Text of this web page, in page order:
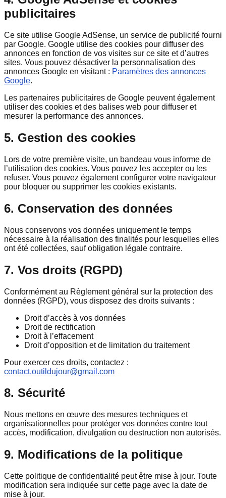
publicitaires
Ce site utilise Google AdSense, un service de publicité fourni
par Google. Google utilise des cookies pour diffuser des
annonces en fonction de vos visites sur ce site et d’autres
sites. Vous pouvez désactiver la personnalisation des
annonces Google en visitant : Paramètres des annonces
Google.
Les partenaires publicitaires de Google peuvent également
utiliser des cookies et des balises web pour diffuser et
mesurer la performance des annonces.
5. Gestion des cookies
Lors de votre première visite, un bandeau vous informe de
l’utilisation des cookies. Vous pouvez les accepter ou les
refuser. Vous pouvez également configurer votre navigateur
pour bloquer ou supprimer les cookies existants.
6. Conservation des données
Nous conservons vos données uniquement le temps
nécessaire à la réalisation des finalités pour lesquelles elles
ont été collectées, sauf obligation légale contraire.
7. Vos droits (RGPD)
Conformément au Règlement général sur la protection des
données (RGPD), vous disposez des droits suivants :
Droit d’accès à vos données
Droit de rectification
Droit à l’effacement
Droit d’opposition et de limitation du traitement
Pour exercer ces droits, contactez :
contact.outildujour@gmail.com
8. Sécurité
Nous mettons en œuvre des mesures techniques et
organisationnelles pour protéger vos données contre tout
accès, modification, divulgation ou destruction non autorisés.
9. Modifications de la politique
Cette politique de confidentialité peut être mise à jour. Toute
modification sera indiquée sur cette page avec la date de
mise à jour.